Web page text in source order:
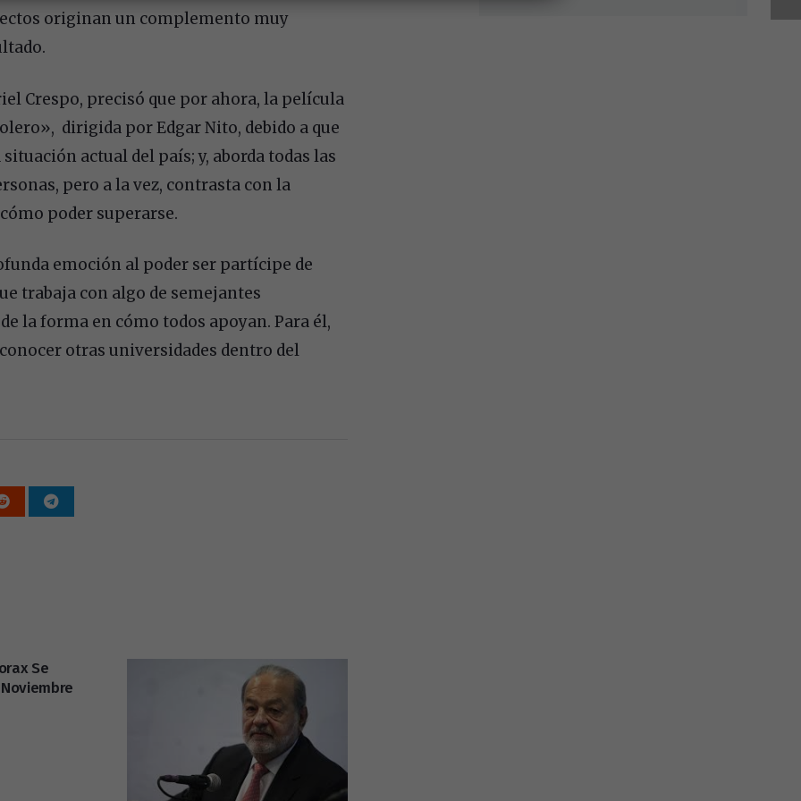
originan un complemento muy
Crespo, precisó que por ahora, la película
dirigida por Edgar Nito, debido a que
actual del país; y, aborda todas las
pero a la vez, contrasta con la
poder superarse.
emoción al poder ser partícipe de
trabaja con algo de semejantes
la forma en cómo todos apoyan. Para él,
otras universidades dentro del
Se